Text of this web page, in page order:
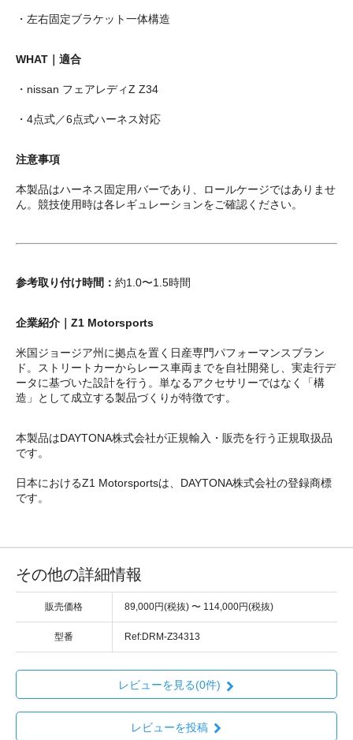
・左右固定ブラケット一体構造
WHAT｜適合
・nissan フェアレディZ Z34
・4点式／6点式ハーネス対応
注意事項
本製品はハーネス固定用バーであり、ロールケージではありませ
ん。競技使用時は各レギュレーションをご確認ください。
参考取り付け時間： 約1.0〜1.5時間
企業紹介｜Z1 Motorsports
米国ジョージア州に拠点を置く日産専門パフォーマンスブラン
ド。ストリートカーからレース車両までを自社開発し、実走行デ
ータに基づいた設計を行う。単なるアクセサリーではなく「構
造」として成立する製品づくりが特徴です。
本製品はDAYTONA株式会社が正規輸入・販売を行う正規取扱品
です。
日本におけるZ1 Motorsportsは、DAYTONA株式会社の登録商標
です。
その他の詳細情報
販売価格 89,000円(税抜) 〜 114,000円(税抜)
型番 Ref:DRM-Z34313
レビューを見る(0件)
レビューを投稿